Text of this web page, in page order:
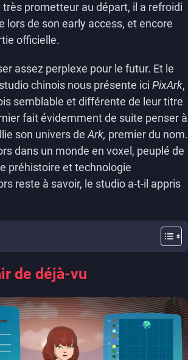
très prometteur au départ, il a refroidi
lors de son early access, et encore
officielle.
assez perplexe pour le futur. Et le
chinois nous présente ici PixArk,
semblable et différente de leur titre
fait évidemment de suite penser à
son univers de Ark, premier du nom.
dans un monde en voxel, peuplé de
préhistoire et technologie
reste à savoir, le studio a-t-il appris
de déjà-vu